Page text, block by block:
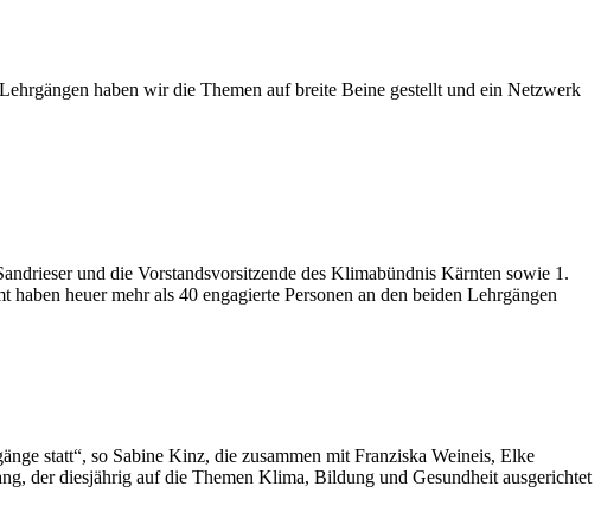
haben wir die Themen auf breite Beine gestellt und ein Netzwerk
und die Vorstandsvorsitzende des Klimabündnis Kärnten sowie 1.
heuer mehr als 40 engagierte Personen an den beiden Lehrgängen
statt“, so Sabine Kinz, die zusammen mit Franziska Weineis, Elke
der diesjährig auf die Themen Klima, Bildung und Gesundheit ausgerichtet